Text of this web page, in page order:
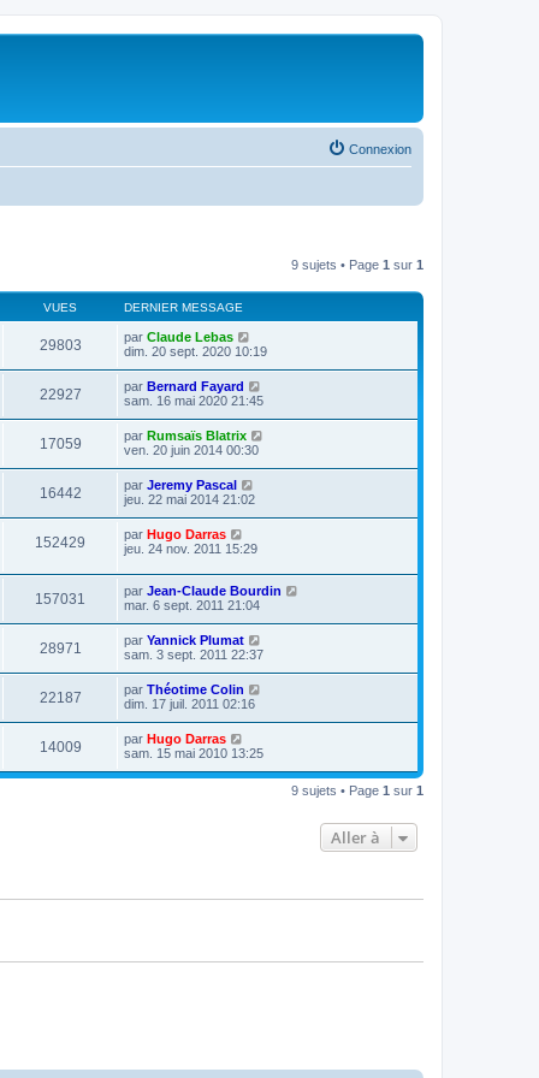
Connexion
9 sujets • Page 1 sur 1
VUES DERNIER MESSAGE
29803 par Claude Lebas
dim. 20 sept. 2020 10:19
22927 par Bernard Fayard
sam. 16 mai 2020 21:45
17059 par Rumsaïs Blatrix
ven. 20 juin 2014 00:30
16442 par Jeremy Pascal
jeu. 22 mai 2014 21:02
152429 par Hugo Darras
jeu. 24 nov. 2011 15:29
157031 par Jean-Claude Bourdin
mar. 6 sept. 2011 21:04
28971 par Yannick Plumat
sam. 3 sept. 2011 22:37
22187 par Théotime Colin
dim. 17 juil. 2011 02:16
14009 par Hugo Darras
sam. 15 mai 2010 13:25
9 sujets • Page 1 sur 1
Aller à